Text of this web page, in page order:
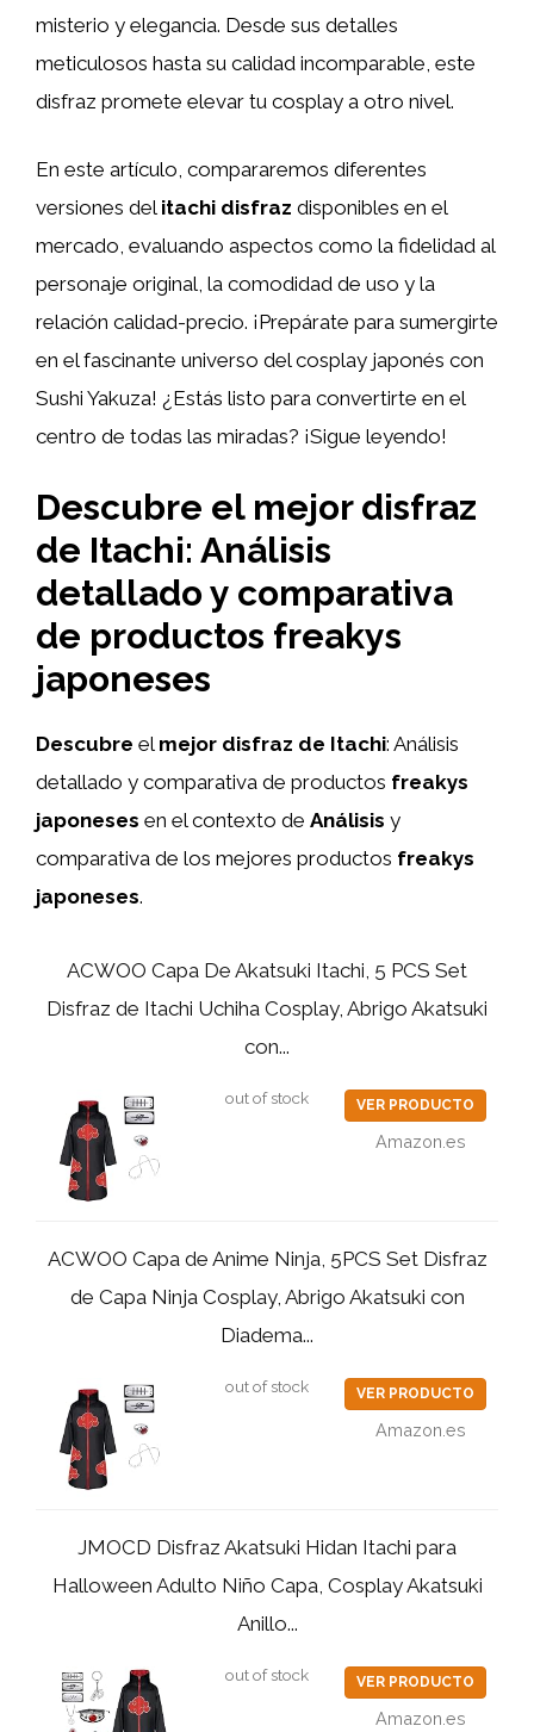
misterio y elegancia. Desde sus detalles
meticulosos hasta su calidad incomparable, este
disfraz promete elevar tu cosplay a otro nivel.
En este artículo, compararemos diferentes
versiones del itachi disfraz disponibles en el
mercado, evaluando aspectos como la fidelidad al
personaje original, la comodidad de uso y la
relación calidad-precio. ¡Prepárate para sumergirte
en el fascinante universo del cosplay japonés con
Sushi Yakuza! ¿Estás listo para convertirte en el
centro de todas las miradas? ¡Sigue leyendo!
Descubre el mejor disfraz
de Itachi: Análisis
detallado y comparativa
de productos freakys
japoneses
Descubre el mejor disfraz de Itachi: Análisis
detallado y comparativa de productos freakys
japoneses en el contexto de Análisis y
comparativa de los mejores productos freakys
japoneses.
ACWOO Capa De Akatsuki Itachi, 5 PCS Set
Disfraz de Itachi Uchiha Cosplay, Abrigo Akatsuki
con...
out of stock VER PRODUCTO
Amazon.es
ACWOO Capa de Anime Ninja, 5PCS Set Disfraz
de Capa Ninja Cosplay, Abrigo Akatsuki con
Diadema...
out of stock VER PRODUCTO
Amazon.es
JMOCD Disfraz Akatsuki Hidan Itachi para
Halloween Adulto Niño Capa, Cosplay Akatsuki
Anillo...
out of stock VER PRODUCTO
Amazon.es